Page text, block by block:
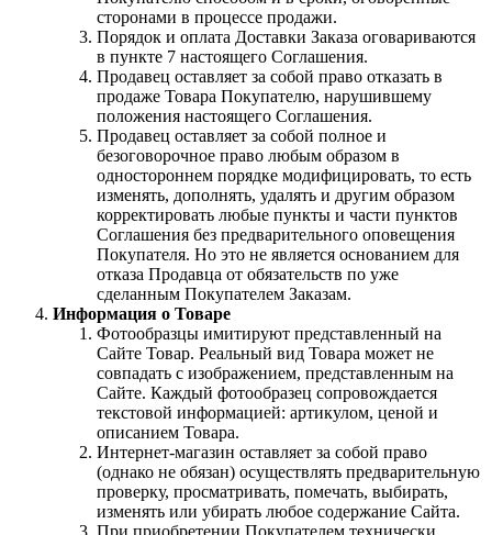
сторонами в процессе продажи.
Порядок и оплата Доставки Заказа оговариваются
в пункте 7 настоящего Соглашения.
Продавец оставляет за собой право отказать в
продаже Товара Покупателю, нарушившему
положения настоящего Соглашения.
Продавец оставляет за собой полное и
безоговорочное право любым образом в
одностороннем порядке модифицировать, то есть
изменять, дополнять, удалять и другим образом
корректировать любые пункты и части пунктов
Соглашения без предварительного оповещения
Покупателя. Но это не является основанием для
отказа Продавца от обязательств по уже
сделанным Покупателем Заказам.
Информация о Товаре
Фотообразцы имитируют представленный на
Сайте Товар. Реальный вид Товара может не
совпадать с изображением, представленным на
Сайте. Каждый фотообразец сопровождается
текстовой информацией: артикулом, ценой и
описанием Товара.
Интернет-магазин оставляет за собой право
(однако не обязан) осуществлять предварительную
проверку, просматривать, помечать, выбирать,
изменять или убирать любое содержание Сайта.
При приобретении Покупателем технически